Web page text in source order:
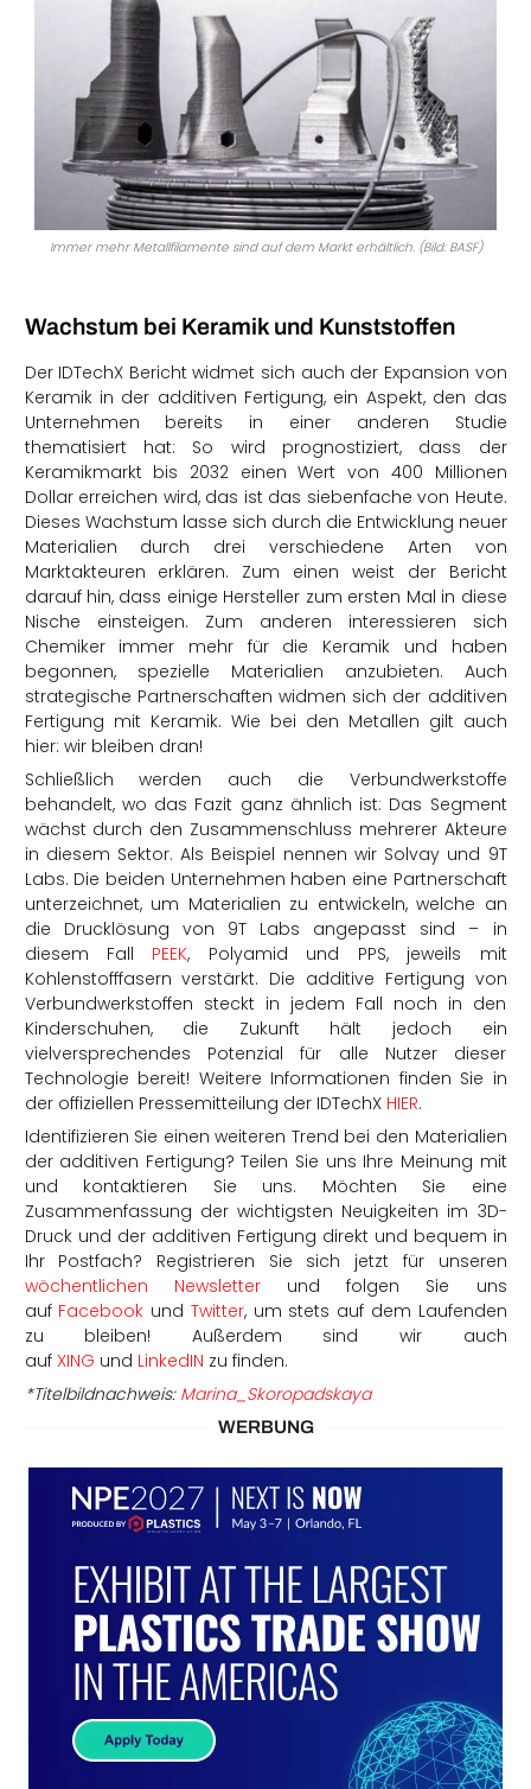
Immer mehr Metallfilamente sind auf dem Markt erhältlich. (Bild: BASF)
Wachstum bei Keramik und Kunststoffen
Der IDTechX Bericht widmet sich auch der Expansion von
Keramik in der additiven Fertigung, ein Aspekt, den das
Unternehmen bereits in einer anderen Studie
thematisiert hat: So wird prognostiziert, dass der
Keramikmarkt bis 2032 einen Wert von 400 Millionen
Dollar erreichen wird, das ist das siebenfache von Heute.
Dieses Wachstum lasse sich durch die Entwicklung neuer
Materialien durch drei verschiedene Arten von
Marktakteuren erklären. Zum einen weist der Bericht
darauf hin, dass einige Hersteller zum ersten Mal in diese
Nische einsteigen. Zum anderen interessieren sich
Chemiker immer mehr für die Keramik und haben
begonnen, spezielle Materialien anzubieten. Auch
strategische Partnerschaften widmen sich der additiven
Fertigung mit Keramik. Wie bei den Metallen gilt auch
hier: wir bleiben dran!
Schließlich werden auch die Verbundwerkstoffe
behandelt, wo das Fazit ganz ähnlich ist: Das Segment
wächst durch den Zusammenschluss mehrerer Akteure
in diesem Sektor. Als Beispiel nennen wir Solvay und 9T
Labs. Die beiden Unternehmen haben eine Partnerschaft
unterzeichnet, um Materialien zu entwickeln, welche an
die Drucklösung von 9T Labs angepasst sind – in
diesem Fall PEEK, Polyamid und PPS, jeweils mit
Kohlenstofffasern verstärkt. Die additive Fertigung von
Verbundwerkstoffen steckt in jedem Fall noch in den
Kinderschuhen, die Zukunft hält jedoch ein
vielversprechendes Potenzial für alle Nutzer dieser
Technologie bereit! Weitere Informationen finden Sie in
der offiziellen Pressemitteilung der IDTechX HIER.
Identifizieren Sie einen weiteren Trend bei den Materialien
der additiven Fertigung? Teilen Sie uns Ihre Meinung mit
und kontaktieren Sie uns. Möchten Sie eine
Zusammenfassung der wichtigsten Neuigkeiten im 3D-
Druck und der additiven Fertigung direkt und bequem in
Ihr Postfach? Registrieren Sie sich jetzt für unseren
wöchentlichen Newsletterund folgen Sie uns
auf Facebook und Twitter, um stets auf dem Laufenden
zu bleiben! Außerdem sind wir auch
auf XING und LinkedIN zu finden.
*Titelbildnachweis: Marina_Skoropadskaya
WERBUNG